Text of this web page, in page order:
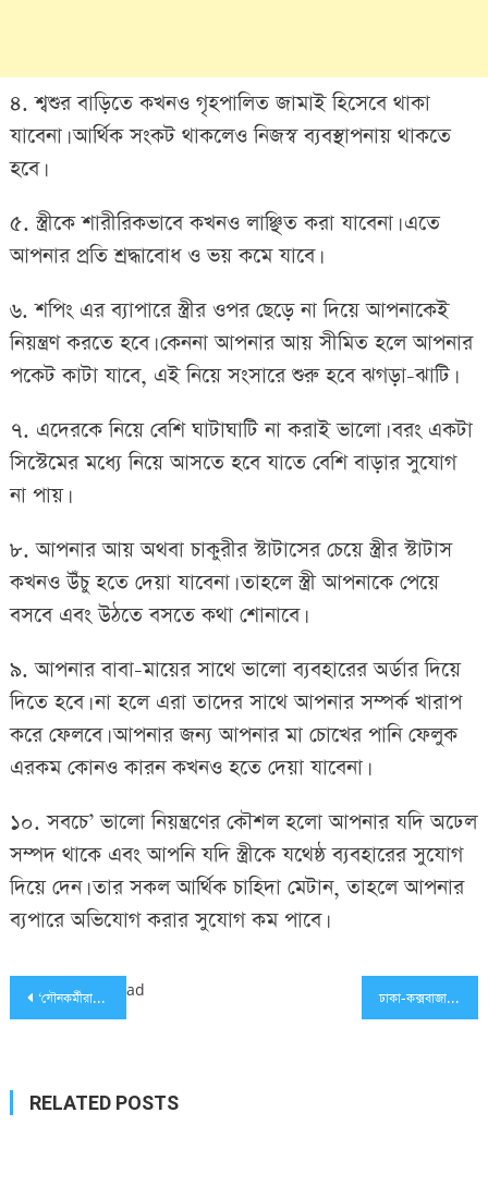
৪. শ্বশুর বাড়িতে কখনও গৃহপালিত জামাই হিসেবে থাকা
যাবেনা। আর্থিক সংকট থাকলেও নিজস্ব ব্যবস্থাপনায় থাকতে
হবে।
৫. স্ত্রীকে শারীরিকভাবে কখনও লাঞ্ছিত করা যাবেনা। এতে
আপনার প্রতি শ্রদ্ধাবোধ ও ভয় কমে যাবে।
৬. শপিং এর ব্যাপারে স্ত্রীর ওপর ছেড়ে না দিয়ে আপনাকেই
নিয়ন্ত্রণ করতে হবে। কেননা আপনার আয় সীমিত হলে আপনার
পকেট কাটা যাবে, এই নিয়ে সংসারে শুরু হবে ঝগড়া-ঝাটি।
৭. এদেরকে নিয়ে বেশি ঘাটাঘাটি না করাই ভালো। বরং একটা
সিস্টেমের মধ্যে নিয়ে আসতে হবে যাতে বেশি বাড়ার সুযোগ
না পায়।
৮. আপনার আয় অথবা চাকুরীর স্টাটাসের চেয়ে স্ত্রীর স্টাটাস
কখনও উঁচু হতে দেয়া যাবেনা। তাহলে স্ত্রী আপনাকে পেয়ে
বসবে এবং উঠতে বসতে কথা শোনাবে।
৯. আপনার বাবা-মায়ের সাথে ভালো ব্যবহারের অর্ডার দিয়ে
দিতে হবে। না হলে এরা তাদের সাথে আপনার সম্পর্ক খারাপ
করে ফেলবে। আপনার জন্য আপনার মা চোখের পানি ফেলুক
এরকম কোনও কারন কখনও হতে দেয়া যাবেনা।
১০. সবচে’ ভালো নিয়ন্ত্রণের কৌশল হলো আপনার যদি অঢেল
সম্পদ থাকে এবং আপনি যদি স্ত্রীকে যথেষ্ঠ ব্যবহারের সুযোগ
দিয়ে দেন। তার সকল আর্থিক চাহিদা মেটান, তাহলে আপনার
ব্যপারে অভিযোগ করার সুযোগ কম পাবে।
Post
‘যৌনকর্মীরা আমাদের মা’ ঢাকা-কক্সবাজার হানিমুন বাস, এখন হানিমুন শুরু হবে যাত্রাপথেই (ভিডিওসহ)
ad
RELATED POSTS